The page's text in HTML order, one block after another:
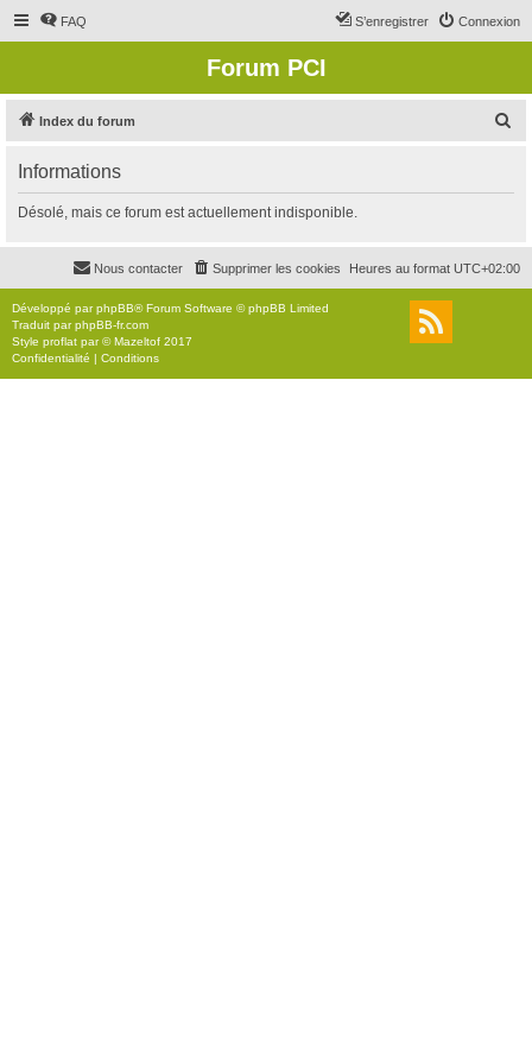
FAQ Connexion
S’enregistrer
Forum PCI
Index du forum
r
c
r
Informations
Désolé, mais ce forum est actuellement indisponible.
Heures au format UTC+02:00
Supprimer les cookies
Nous contacter
Développé parphpBB® Forum Software © phpBB Limited
Traduit parphpBB-fr.com
Style proflat par ©Mazeltof 2017
Confidentialité | Conditions